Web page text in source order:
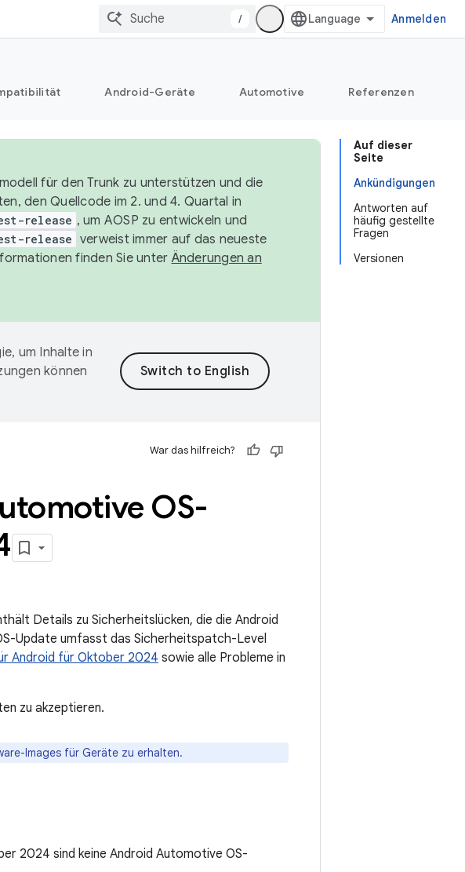
/ Anmelden
Android-Geräte Automotive Referenzen
Auf dieser
Seite
Ankündigungen
Antworten auf
häufig gestellte
Fragen
Versionen
für den Trunk zu unterstützen und die
den Quellcode im 2. und 4. Quartal in
release , um AOSP zu entwickeln und
release verweist immer auf das neueste
finden Sie unter Änderungen an
um Inhalte in
können
War das hilfreich?
OS-
Details zu Sicherheitslücken, die die Android
Update umfasst das Sicherheitspatch-Level
Android für Oktober 2024 sowie alle Probleme in
zu akzeptieren.
Images für Geräte zu erhalten.
2024 sind keine Android Automotive OS-